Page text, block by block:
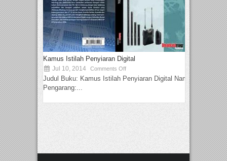
Kamus Istilah Penyiaran Digital
Jul 10, 2014 Comments Off
Judul Buku: Kamus Istilah Penyiaran Digital Nama
Pengarang:...